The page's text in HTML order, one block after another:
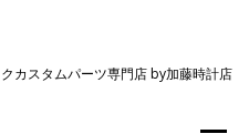
カスタムパーツ専門店 by加藤時計店